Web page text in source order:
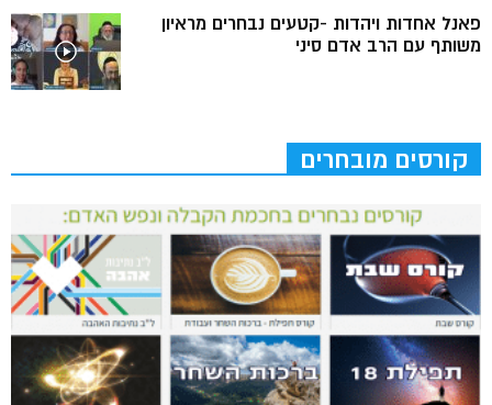
פאנל אחדות ויהדות -קטעים נבחרים מראיון
משותף עם הרב אדם סיני
קורסים מובחרים